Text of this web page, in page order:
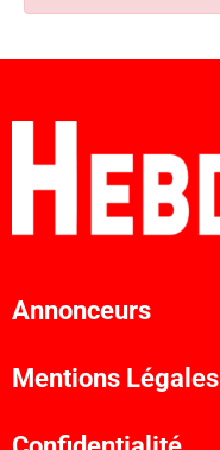
Annonceurs
Mentions Légales